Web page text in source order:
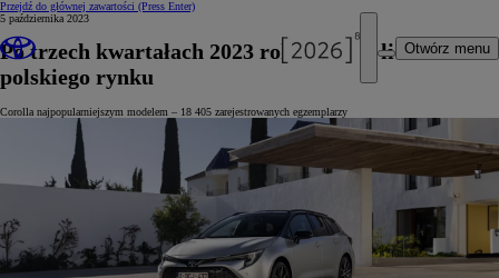
Przejdź do głównej zawartości (Press Enter)
Otwórz menu
5 października 2023
Po trzech kwartałach 2023 roku Toyota liderem
polskiego rynku
Corolla najpopularniejszym modelem – 18 405 zarejestrowanych egzemplarzy